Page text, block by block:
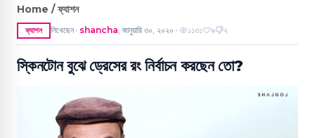
Home / ফ্যাশন
ফ্যাশন লিখেছেন ● shancha, জানুয়ারি ৩০, ২০২০ ● ১১৩১ ৯ ২
স্কিনটোন বুঝে ড্রেসের রং নির্বাচন করছেন তো?